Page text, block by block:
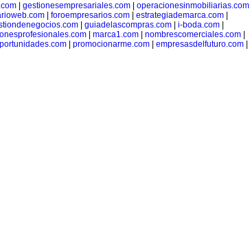
| gestionesempresariales.com| operacionesinmobiliarias.com|
foroempresarios.com estrategiademarca.com
guiadelascompras.com i-boda.com
| marca1.com| nombrescomerciales.com|
promocionarme.com empresasdelfuturo.com